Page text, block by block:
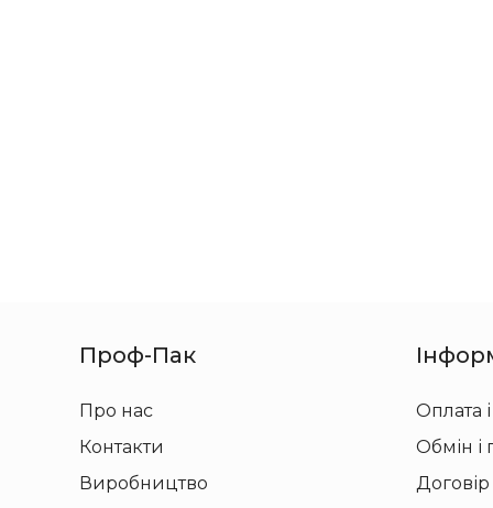
Проф-Пак
Про нас
Контакти
Виробництво
Оплата
Обмін і